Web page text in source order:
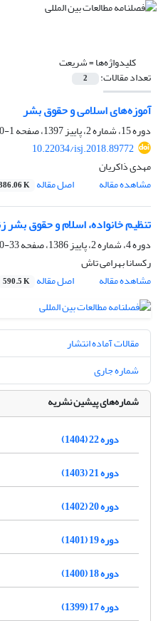
کلیدواژه‌ها =شریعت
تعداد مقالات: 2
آموزه‌های اسلامی و حقوق بشر
دوره 15، شماره 2، پاییز 1397، صفحه
1-20
10.22034/isj.2018.89772
مهدی ذاکریان
مشاهده مقاله
اصل مقاله K
تنظیم خانواده، اسلام و حقوق بشر
دوره 4، شماره 2، پاییز 1386، صفحه
33-50
رکسانا بهرامی تاش
مشاهده مقاله
اصل مقاله 590.5 K
مقالات آماده انتشار
شماره جاری
شماره‌های پیشین نشریه
دوره 22 (1404)
دوره 21 (1403)
دوره 20 (1402)
دوره 19 (1401)
دوره 18 (1400)
دوره 17 (1399)